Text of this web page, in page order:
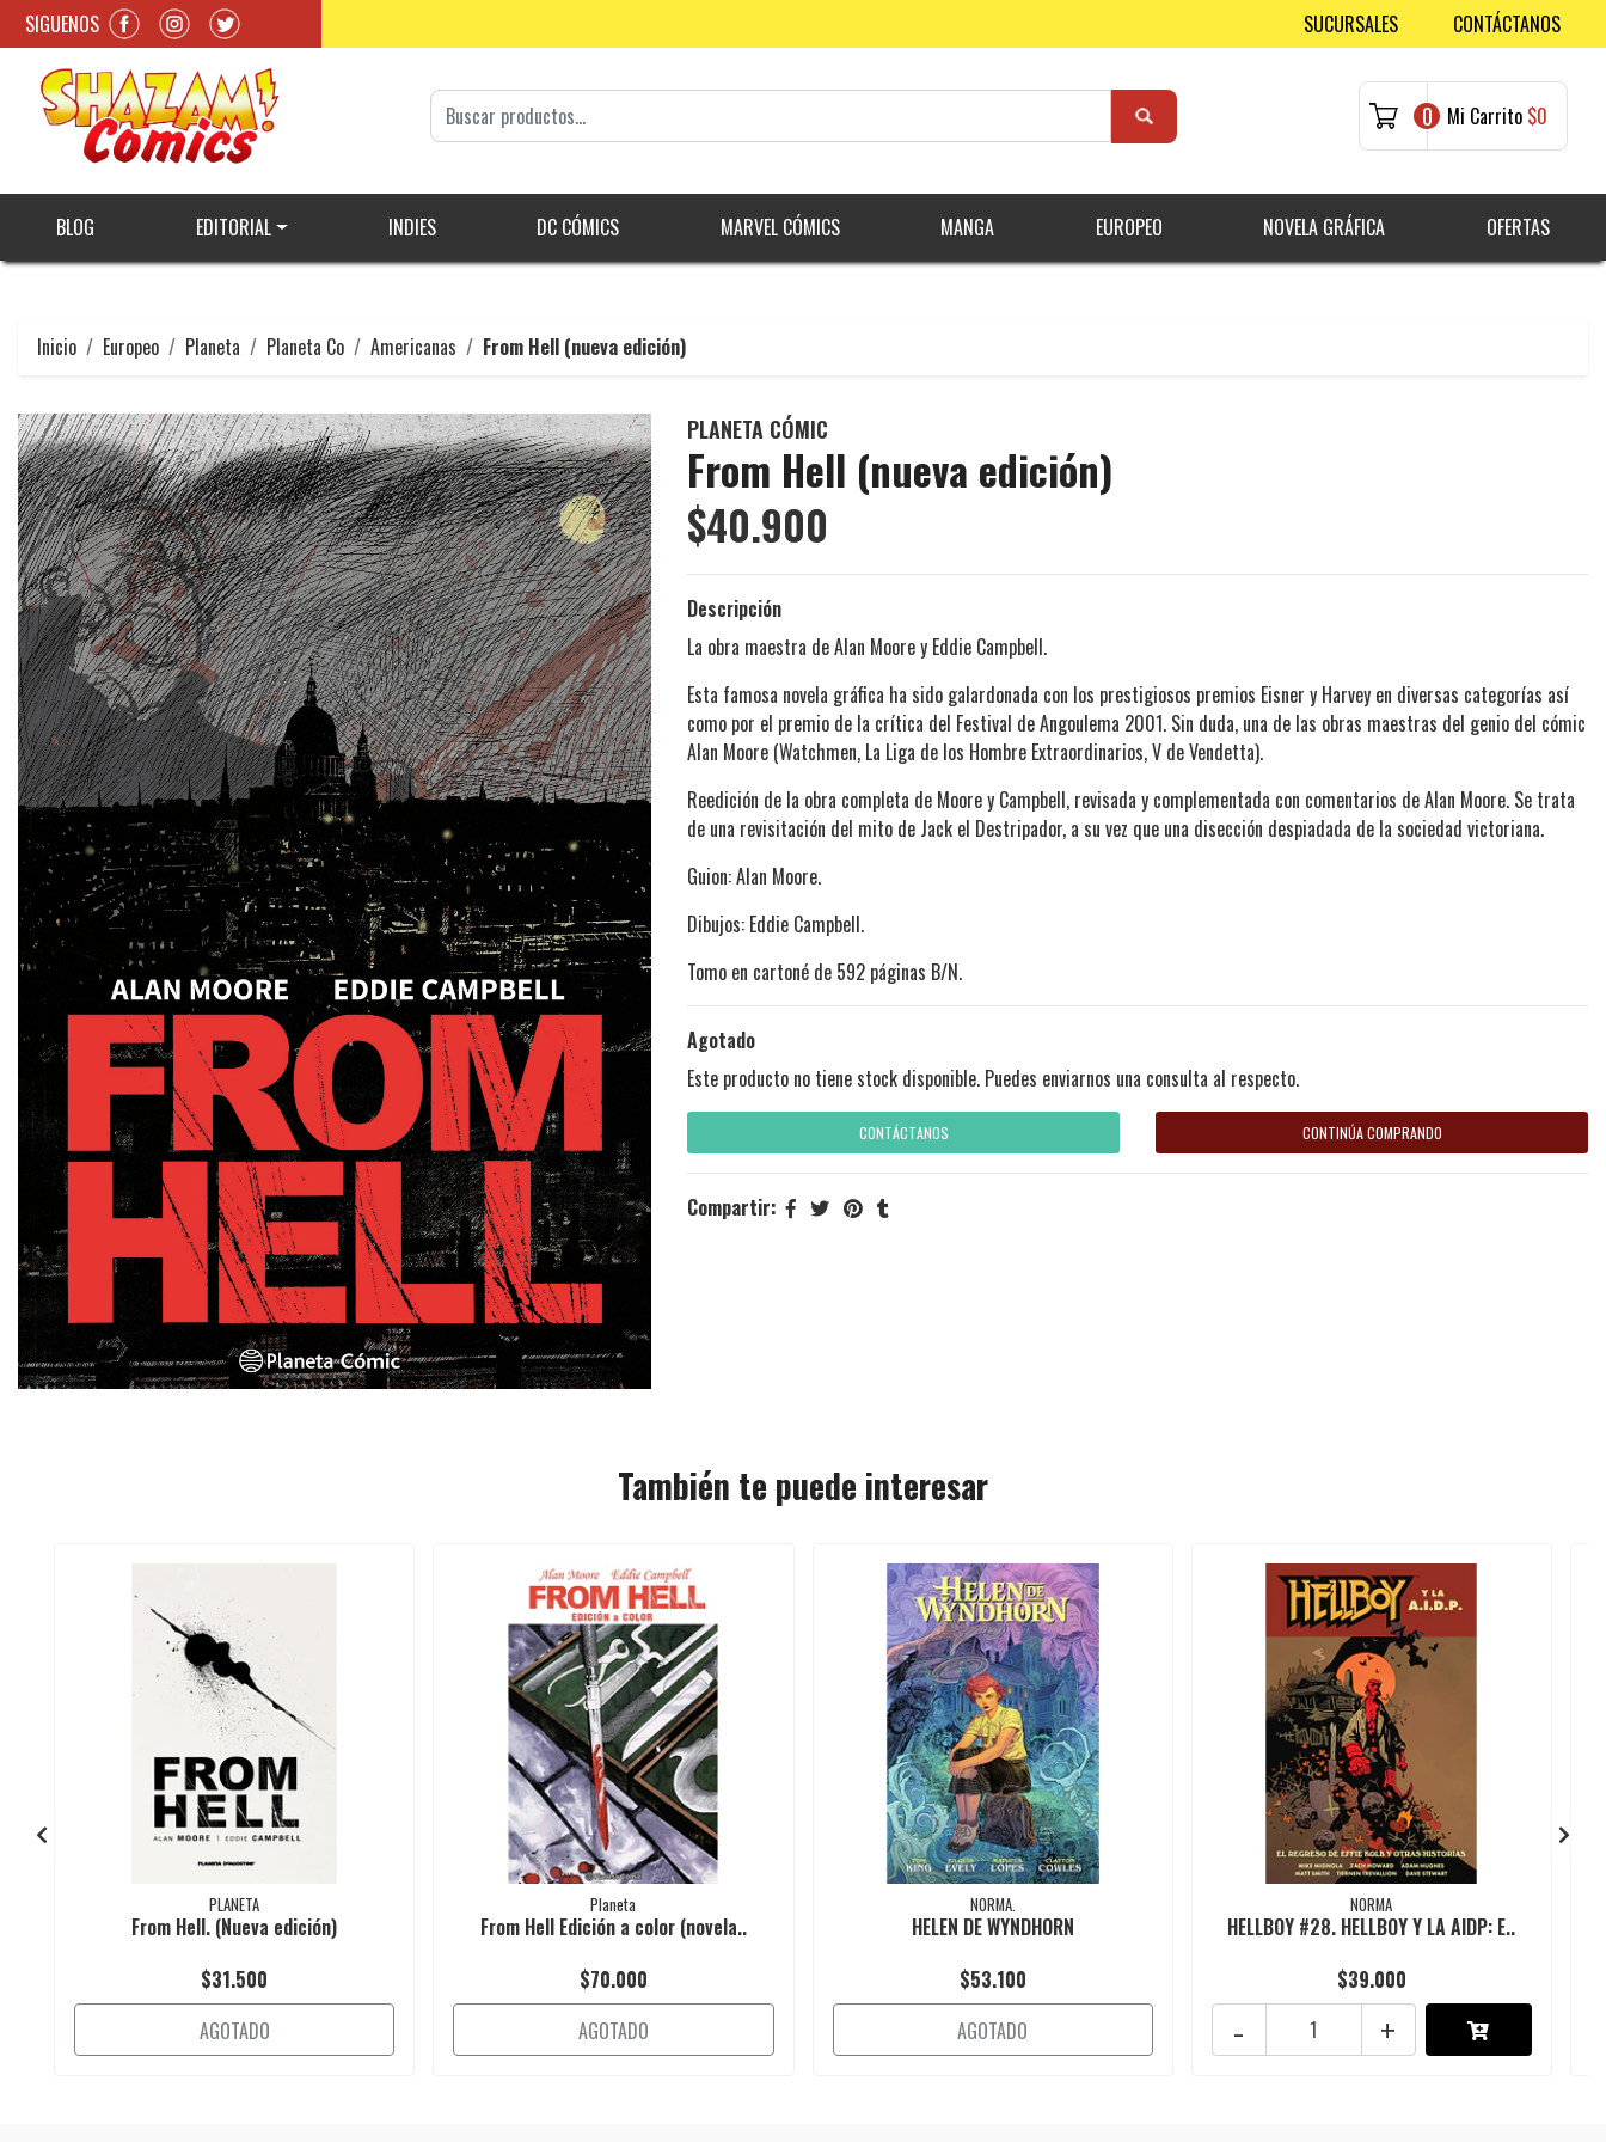
SIGUENOS SUCURSALES CONTÁCTANOS
0 Mi Carrito $0
BLOG EDITORIAL INDIES DC CÓMICS MARVEL CÓMICS MANGA EUROPEO NOVELA GRÁFICA OFERTAS
Inicio Europeo Planeta Planeta Co Americanas From Hell (nueva edición)
PLANETA CÓMIC
From Hell (nueva edición)
$40.900
Descripción
La obra maestra de Alan Moore y Eddie Campbell.
Esta famosa novela gráfica ha sido galardonada con los prestigiosos premios Eisner y Harvey en diversas categorías así
como por el premio de la crítica del Festival de Angoulema 2001. Sin duda, una de las obras maestras del genio del cómic
Alan Moore (Watchmen, La Liga de los Hombre Extraordinarios, V de Vendetta).
Reedición de la obra completa de Moore y Campbell, revisada y complementada con comentarios de Alan Moore. Se trata
de una revisitación del mito de Jack el Destripador, a su vez que una disección despiadada de la sociedad victoriana.
Guion: Alan Moore.
Dibujos: Eddie Campbell.
Tomo en cartoné de 592 páginas B/N.
Agotado
Este producto no tiene stock disponible. Puedes enviarnos una consulta al respecto.
CONTÁCTANOS CONTINÚA COMPRANDO
Compartir:
También te puede interesar
PLANETA
From Hell. (Nueva edición)
$31.500
AGOTADO
Planeta
From Hell Edición a color (novela..
$70.000
AGOTADO
NORMA.
HELEN DE WYNDHORN
$53.100
AGOTADO
NORMA
HELLBOY #28. HELLBOY Y LA AIDP: E..
$39.000
+
-